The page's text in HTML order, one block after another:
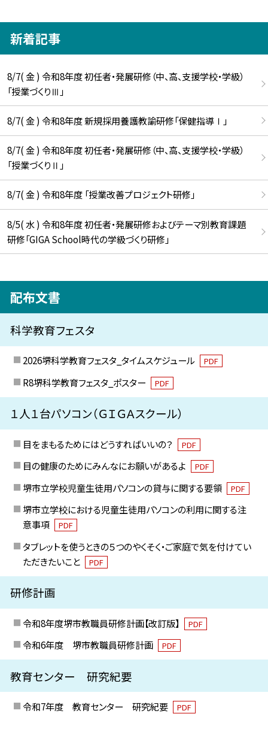
新着記事
8/7( 金 ) 令和8年度 初任者・発展研修（中、高、支援学校・学級）
「授業づくりⅢ」
8/7( 金 ) 令和8年度 新規採用養護教諭研修「保健指導Ⅰ」
8/7( 金 ) 令和8年度 初任者・発展研修（中、高、支援学校・学級）
「授業づくりⅡ」
8/7( 金 ) 令和8年度 「授業改善プロジェクト研修」
8/5( 水 ) 令和8年度 初任者・発展研修およびテーマ別教育課題
研修「GIGA School時代の学級づくり研修」
配布文書
科学教育フェスタ
2026堺科学教育フェスタ_タイムスケジュール PDF
R8堺科学教育フェスタ_ポスター PDF
１人１台パソコン（ＧＩＧＡスクール）
目をまもるためにはどうすればいいの？ PDF
目の健康のためにみんなにお願いがあるよ PDF
堺市立学校児童生徒用パソコンの貸与に関する要領 PDF
堺市立学校における児童生徒用パソコンの利用に関する注
意事項
PDF
タブレットを使うときの５つのやくそく・ご家庭で気を付けてい
ただきたいこと
PDF
研修計画
令和8年度堺市教職員研修計画【改訂版】 PDF
令和6年度 堺市教職員研修計画 PDF
教育センター 研究紀要
令和7年度 教育センター 研究紀要 PDF